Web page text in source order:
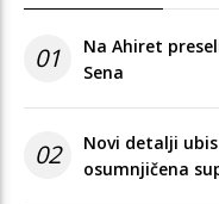
01
Na Ahiret
Sena
02
Novi detalji
osumnjičena